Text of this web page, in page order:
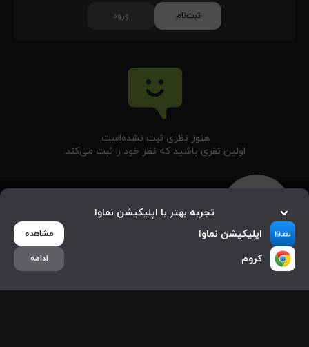
ثبت‌نام ورود
هنوز نظری ثبت نشده‌‌است.
اولین نفری باشید که نظر خود را ثبت می‌کند.
تجربه بهتر با اپلیکیشن نماوا
اپلیکیشن نماوا
مشاهده
کروم ادامه